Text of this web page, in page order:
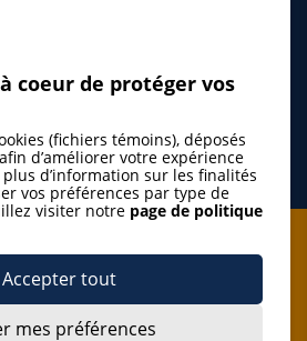
à l'infolettre
coeur de protéger vos
(fichiers témoins), déposés
d’améliorer votre expérience
d’information sur les finalités
vos préférences par type de
visiter notre page de politique
Accepter tout
mes préférences